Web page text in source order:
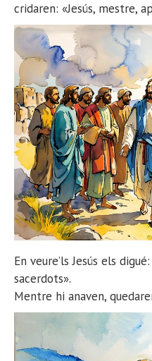
cridaren: «Jesús, mestre,
En veure’ls Jesús els
sacerdots».
Mentre hi anaven,